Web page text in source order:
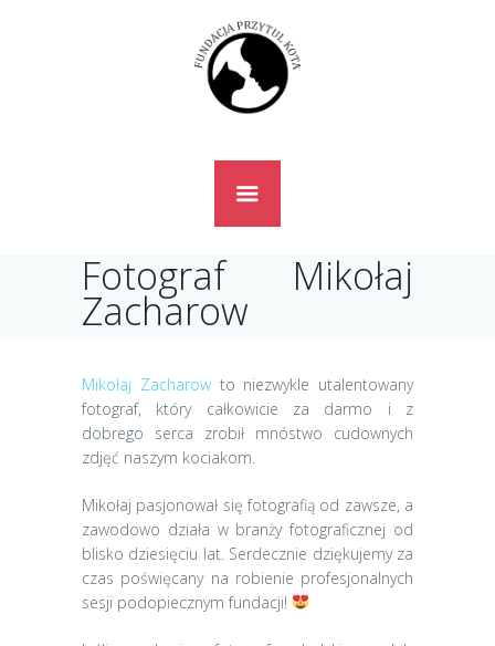
Fotograf Mikołaj
Zacharow
Mikołaj Zacharowto niezwykle utalentowany
fotograf, który całkowicie za darmo i z
dobrego serca zrobił mnóstwo cudownych
zdjęć naszym kociakom.
Mikołaj pasjonował się fotografią od zawsze, a
zawodowo działa w branży fotograficznej od
blisko dziesięciu lat. Serdecznie dziękujemy za
czas poświęcany na robienie profesjonalnych
sesji podopiecznym fundacji!